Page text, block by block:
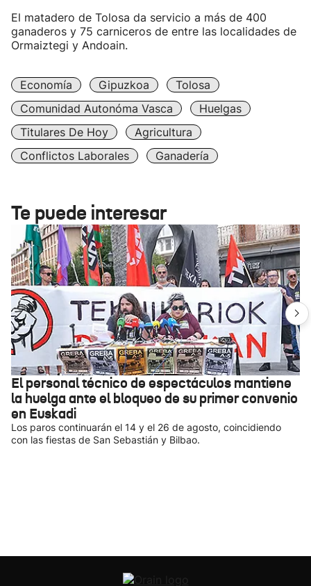
El matadero de Tolosa da servicio a más de 400
ganaderos y 75 carniceros de entre las localidades de
Ormaiztegi y Andoain.
Economía Gipuzkoa
Tolosa
Comunidad Autonóma Vasca
Huelgas
Titulares De Hoy
Agricultura
Conflictos Laborales
Ganadería
Te puede interesar
El personal técnico de espectáculos mantiene
la huelga ante el bloqueo de su primer convenio
en Euskadi
Los paros continuarán el 14 y el 26 de agosto, coincidiendo
con las fiestas de San Sebastián y Bilbao.